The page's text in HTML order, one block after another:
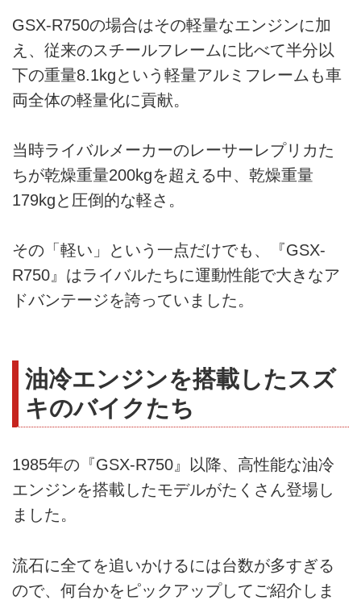
GSX-R750の場合はその軽量なエンジンに加
え、従来のスチールフレームに比べて半分以
下の重量8.1kgという軽量アルミフレームも車
両全体の軽量化に貢献。
当時ライバルメーカーのレーサーレプリカた
ちが乾燥重量200kgを超える中、乾燥重量
179kgと圧倒的な軽さ。
その「軽い」という一点だけでも、『GSX-
R750』はライバルたちに運動性能で大きなア
ドバンテージを誇っていました。
油冷エンジンを搭載したスズ
キのバイクたち
1985年の『GSX-R750』以降、高性能な油冷
エンジンを搭載したモデルがたくさん登場し
ました。
流石に全てを追いかけるには台数が多すぎる
ので、何台かをピックアップしてご紹介しま